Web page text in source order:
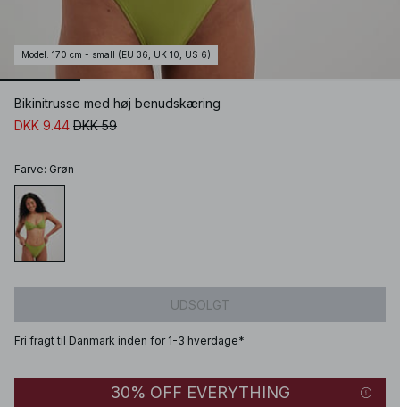
Model : 170 cm - small (EU 36, UK 10, US 6)
Bikinitrusse med høj benudskæring
DKK 9.44 DKK 59
Farve: Grøn
UDSOLGT
Fri fragt til Danmark inden for 1-3 hverdage*
30% OFF EVERYTHING